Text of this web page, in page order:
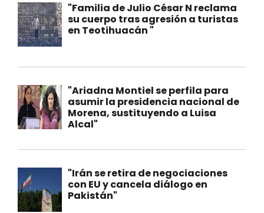
"Familia de Julio César N reclama
su cuerpo tras agresión a turistas
en Teotihuacán "
"Ariadna Montiel se perfila para
asumir la presidencia nacional de
Morena, sustituyendo a Luisa
Alcal"
"Irán se retira de negociaciones
con EU y cancela diálogo en
Pakistán"